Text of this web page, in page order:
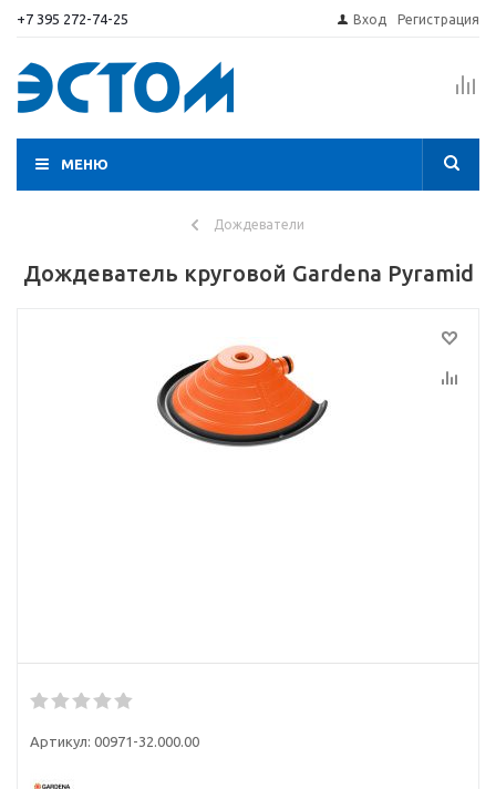
+7 395 272-74-25 Вход Регистрация
МЕНЮ
Дождеватели
Дождеватель круговой Gardena Pyramid
Артикул: 00971-32.000.00